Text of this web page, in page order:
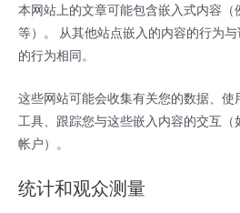
本网站上的文章可能包含嵌入式内容（
等）。 从其他站点嵌入的内容的行为
的行为相同。
这些网站可能会收集有关您的数据、使
工具、跟踪您与这些嵌入内容的交互
帐户）。
统计和观众测量